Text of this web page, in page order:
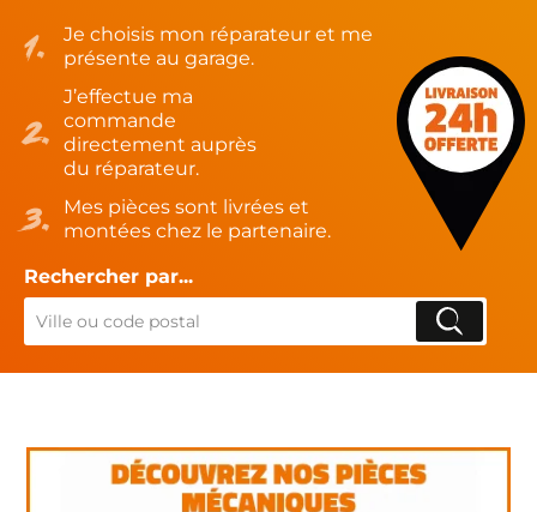
Je choisis mon réparateur et me
présente au garage.
J’effectue ma
commande
directement auprès
du réparateur.
Mes pièces sont livrées et
montées chez le partenaire.
Rechercher par...